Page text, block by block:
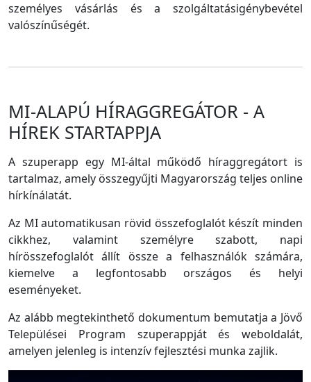
személyes vásárlás és a szolgáltatásigénybevétel
valószínűségét.
MI-ALAPÚ HÍRAGGREGÁTOR - A
HÍREK STARTAPPJA
A szuperapp egy MI-által működő híraggregátort is
tartalmaz, amely összegyűjti Magyarország teljes online
hírkínálatát.
Az MI automatikusan rövid összefoglalót készít minden
cikkhez, valamint személyre szabott, napi
hírösszefoglalót állít össze a felhasználók számára,
kiemelve a legfontosabb országos és helyi
eseményeket.
Az alább megtekinthető dokumentum bemutatja a Jövő
Települései Program szuperappját és weboldalát,
amelyen jelenleg is intenzív fejlesztési munka zajlik.